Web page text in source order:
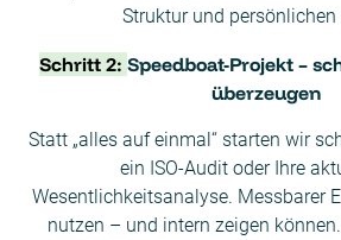
Struktur und persönlichen
Schritt 2: Speedboat-Projekt –
überzeugen
Statt „alles auf einmal“ starten wir
ein ISO-Audit oder Ihre
Wesentlichkeitsanalyse. Messbarer
nutzen – und intern zeigen